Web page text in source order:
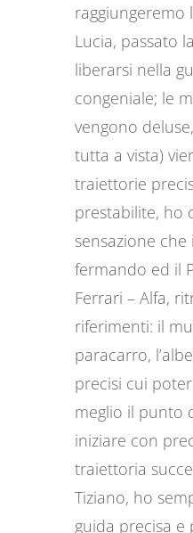
raggiungeremo
Lucia, passato
liberarsi nella
congeniale; le
vengono
tutta a vista)
traiettorie
prestabilite, ho
sensazione
fermando ed il
Ferrari – Alfa,
riferimenti: il
paracarro,
precisi cui
meglio il punto
iniziare con
traiettoria
Tiziano, ho
guida precisa e